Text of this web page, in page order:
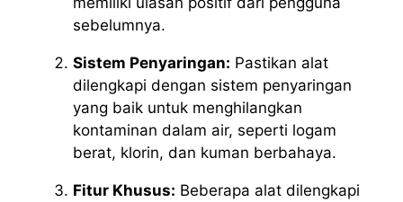
sebelumnya.
Sistem Penyaringan: Pastikan alat
dilengkapi dengan sistem penyaringan
yang baik untuk menghilangkan
kontaminan dalam air, seperti logam
berat, klorin, dan kuman berbahaya.
Fitur Khusus: Beberapa alat dilengkapi